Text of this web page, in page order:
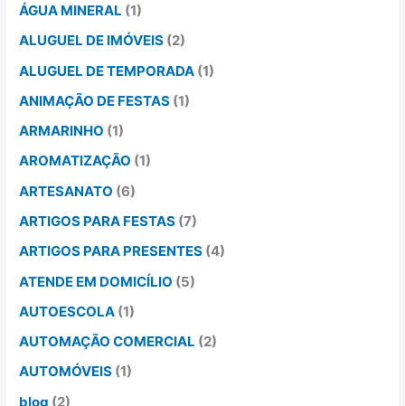
ÁGUA MINERAL (1)
ALUGUEL DE IMÓVEIS (2)
ALUGUEL DE TEMPORADA (1)
ANIMAÇÃO DE FESTAS (1)
ARMARINHO (1)
AROMATIZAÇÃO (1)
ARTESANATO (6)
ARTIGOS PARA FESTAS (7)
ARTIGOS PARA PRESENTES (4)
ATENDE EM DOMICÍLIO (5)
AUTOESCOLA (1)
AUTOMAÇÃO COMERCIAL (2)
AUTOMÓVEIS (1)
blog (2)